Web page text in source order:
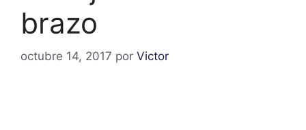
brazo
octubre 14, 2017 por Victor